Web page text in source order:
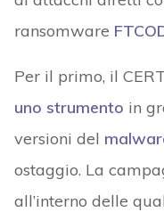
ransomware
Per il primo, il
uno strumento in
versioni del
ostaggio. La
all’interno delle